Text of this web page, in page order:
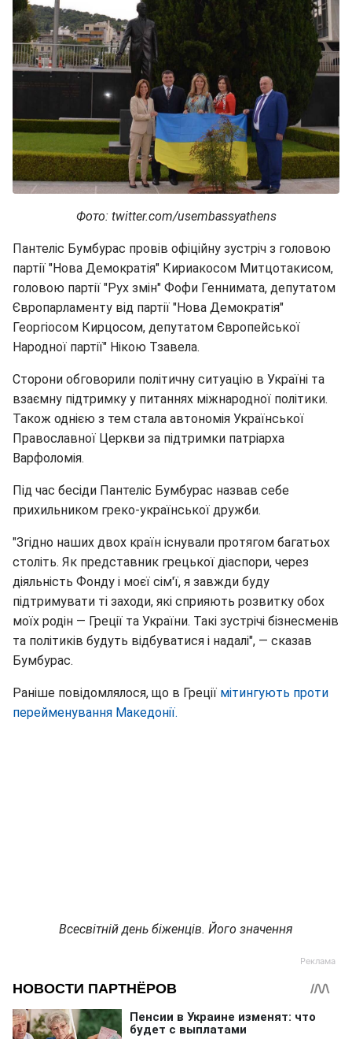
Фото: twitter.com/usembassyathens
Пантеліс Бумбурас провів офіційну зустріч з головою
партії "Нова Демократія" Кириакосом Митцотакисом,
головою партії "Рух змін" Фофи Геннимата, депутатом
Європарламенту від партії "Нова Демократія"
Георгіосом Кирцосом, депутатом Європейської
Народної партії" Нікою Тзавела.
Сторони обговорили політичну ситуацію в Україні та
взаємну підтримку у питаннях міжнародної політики.
Також однією з тем стала автономія Української
Православної Церкви за підтримки патріарха
Варфоломія.
Під час бесіди Пантеліс Бумбурас назвав себе
прихильником греко-української дружби.
"Згідно наших двох країн існували протягом багатьох
століть. Як представник грецької діаспори, через
діяльність Фонду і моєї сім'ї, я завжди буду
підтримувати ті заходи, які сприяють розвитку обох
моїх родін — Греції та України. Такі зустрічі бізнесменів
та політиків будуть відбуватися і надалі", — сказав
Бумбурас.
Раніше повідомлялося, що в Греції мітингують проти
перейменування Македонії.
Всесвітній день біженців. Його значення